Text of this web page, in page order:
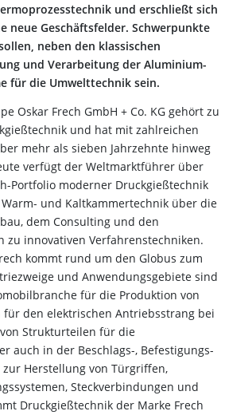
und erschließt sich
neue Geschäftsfelder. Schwerpunkte
neben den klassischen
und Verarbeitung der Aluminium-
für die Umwelttechnik sein.
Oskar Frech GmbH + Co. KG gehört zu
und hat mit zahlreichen
mehr als sieben Jahrzehnte hinweg
verfügt der Weltmarktführer über
Portfolio moderner Druckgießtechnik
und Kaltkammertechnik über die
dem Consulting und den
zu innovativen Verfahrenstechniken.
kommt rund um den Globus zum
und Anwendungsgebiete sind
für die Produktion von
für den elektrischen Antriebsstrang bei
Strukturteilen für die
auch in der Beschlags-, Befestigungs-
Herstellung von Türgriffen,
Steckverbindungen und
Druckgießtechnik der Marke Frech